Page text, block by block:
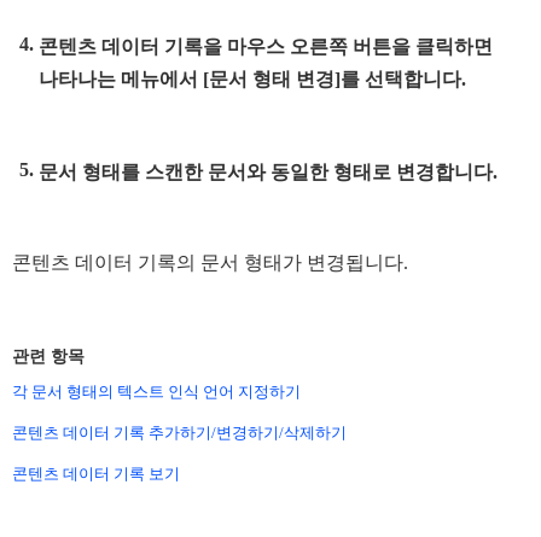
콘텐츠 데이터 기록을 마우스 오른쪽 버튼을 클릭하면
나타나는 메뉴에서 [문서 형태 변경]를 선택합니다.
문서 형태를 스캔한 문서와 동일한 형태로 변경합니다.
콘텐츠 데이터 기록의 문서 형태가 변경됩니다.
관련 항목
각 문서 형태의 텍스트 인식 언어 지정하기
콘텐츠 데이터 기록 추가하기/변경하기/삭제하기
콘텐츠 데이터 기록 보기